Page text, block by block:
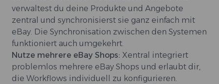
verwaltest du deine Produkte und Angebote
zentral und synchronisierst sie ganz einfach mit
eBay. Die Synchronisation zwischen den Systemen
funktioniert auch umgekehrt.
Nutze mehrere eBay Shops: Xentral integriert
problemlos mehrere eBay Shops und erlaubt dir,
die Workflows individuell zu konfigurieren.